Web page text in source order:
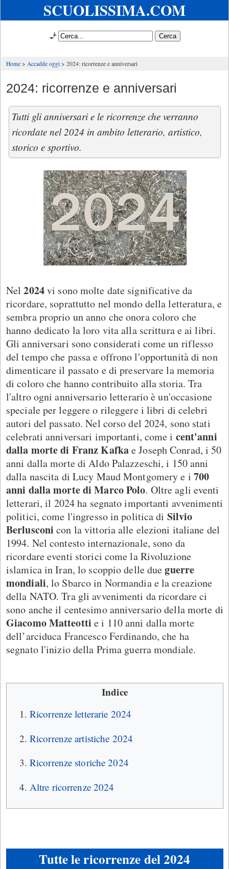
SCUOLISSIMA.COM
🧞
Home Accadde oggi 2024: ricorrenze e anniversari
2024: ricorrenze e anniversari
Tutti gli anniversari e le ricorrenze che verranno
ricordate nel 2024 in ambito letterario, artistico,
storico e sportivo.
Nel2024vi sono molte date significative da
ricordare, soprattutto nel mondo della letteratura, e
sembra proprio un anno che onora coloro che
hanno dedicato la loro vita alla scrittura e ai libri.
Gli anniversari sono considerati come un riflesso
del tempo che passa e offrono l'opportunità di non
dimenticare il passato e di preservare la memoria
di coloro che hanno contribuito alla storia. Tra
l'altro ogni anniversario letterario è un'occasione
speciale per leggere o rileggere i libri di celebri
autori del passato. Nel corso del 2024, sono stati
celebrati anniversari importanti, come i cent'anni
dalla morte di Franz Kafkae Joseph Conrad, i 50
anni dalla morte di Aldo Palazzeschi, i 150 anni
dalla nascita di Lucy Maud Montgomery e i 700
anni dalla morte di Marco Polo. Oltre agli eventi
letterari, il 2024 ha segnato importanti avvenimenti
politici, come l'ingresso in politica di Silvio
Berlusconi con la vittoria alle elezioni italiane del
1994. Nel contesto internazionale, sono da
ricordare eventi storici come la Rivoluzione
islamica in Iran, lo scoppio delle dueguerre
mondiali, lo Sbarco in Normandia e la creazione
della NATO. Tra gli avvenimenti da ricordare ci
sono anche il centesimo anniversario della morte di
Giacomo Matteotti e i 110 anni dalla morte
dell’arciduca Francesco Ferdinando, che ha
segnato l'inizio della Prima guerra mondiale.
Indice
Ricorrenze letterarie 2024
Ricorrenze artistiche 2024
Ricorrenze storiche 2024
Altre ricorrenze 2024
Tutte le ricorrenze del 2024